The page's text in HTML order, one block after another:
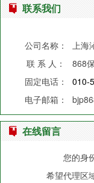
联系我们
公司名称：
上海
联 系 人：
868
固定电话：
010-
电子邮箱：
在线留言
您的身
希望代理区